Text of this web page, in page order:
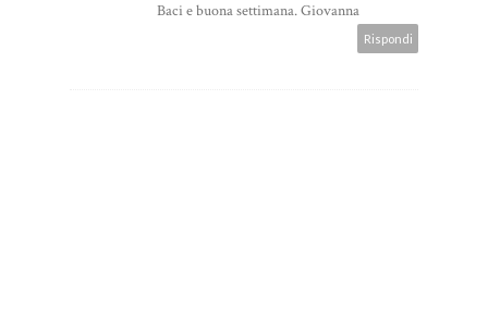
Baci e buona settimana. Giovanna
Rispondi